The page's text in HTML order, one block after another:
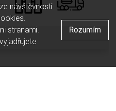
návštěvnosti
stranami.
Rozumím